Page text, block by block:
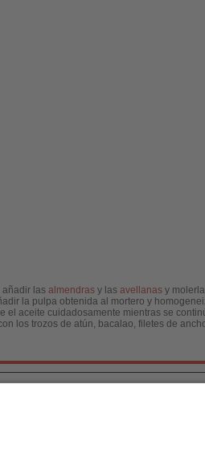
añadir las almendras y las avellanas y
la pulpa obtenida al mortero y
aceite cuidadosamente mientras se
los trozos de atún, bacalao, filetes de